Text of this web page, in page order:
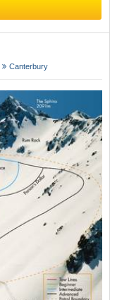
Canterbury